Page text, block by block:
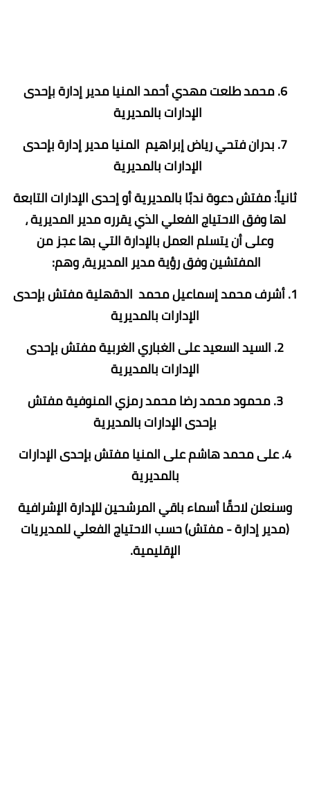
6. محمد طلعت مهدي أحمد المنيا مدير إدارة بإحدى
الإدارات بالمديرية
7. بدران فتحي رياض إبراهيم المنيا مدير إدارة بإحدى
الإدارات بالمديرية
ثانياً: مفتش دعوة ندبًا بالمديرية أو إحدى الإدارات التابعة
لها وفق الاحتياج الفعلي الذي يقرره مدير المديرية ،
وعلى أن يتسلم العمل بالإدارة التي بها عجز من
المفتشين وفق رؤية مدير المديرية، وهم:
1. أشرف محمد إسماعيل محمد الدقهلية مفتش بإحدى
الإدارات بالمديرية
2. السيد السعيد على الغباري الغربية مفتش بإحدى
الإدارات بالمديرية
3. محمود محمد رضا محمد رمزي المنوفية مفتش
بإحدى الإدارات بالمديرية
4. على محمد هاشم على المنيا مفتش بإحدى الإدارات
بالمديرية
وسنعلن لاحقًا أسماء باقي المرشحين للإدارة الإشرافية
(مدير إدارة - مفتش) حسب الاحتياج الفعلي للمديريات
الإقليمية.